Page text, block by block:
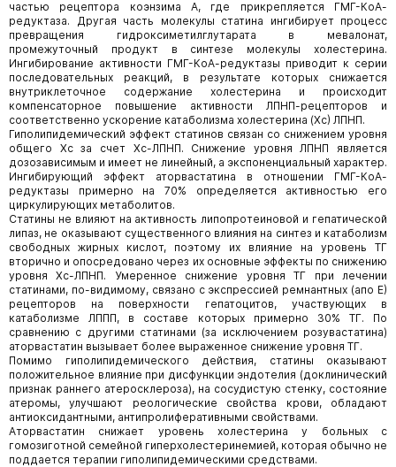
частью рецептора коэнзима А, где прикрепляется ГМГ-КоА-
редуктаза. Другая часть молекулы статина ингибирует процесс
превращения гидроксиметилглутарата в мевалонат,
промежуточный продукт в синтезе молекулы холестерина.
Ингибирование активности ГМГ-КоА-редуктазы приводит к серии
последовательных реакций, в результате которых снижается
внутриклеточное содержание холестерина и происходит
компенсаторное повышение активности ЛПНП-рецепторов и
соответственно ускорение катаболизма холестерина (Xc) ЛПНП.
Гиполипидемический эффект статинов связан со снижением уровня
общего Хс за счет Хс-ЛПНП. Снижение уровня ЛПНП является
дозозависимым и имеет не линейный, а экспоненциальный характер.
Ингибирующий эффект аторвастатина в отношении ГМГ-КоА-
редуктазы примерно на 70% определяется активностью его
циркулирующих метаболитов.
Статины не влияют на активность липопротеиновой и гепатической
липаз, не оказывают существенного влияния на синтез и катаболизм
свободных жирных кислот, поэтому их влияние на уровень ТГ
вторично и опосредовано через их основные эффекты по снижению
уровня Хс-ЛПНП. Умеренное снижение уровня ТГ при лечении
статинами, по-видимому, связано с экспрессией ремнантных (апо Е)
рецепторов на поверхности гепатоцитов, участвующих в
катаболизме ЛППП, в составе которых примерно 30% ТГ. По
сравнению с другими статинами (за исключением розувастатина)
аторвастатин вызывает более выраженное снижение уровня ТГ.
Помимо гиполипидемического действия, статины оказывают
положительное влияние при дисфункции эндотелия (доклинический
признак раннего атеросклероза), на сосудистую стенку, состояние
атеромы, улучшают реологические свойства крови, обладают
антиоксидантными, антипролиферативными свойствами.
Аторвастатин снижает уровень холестерина у больных с
гомозиготной семейной гиперхолестеринемией, которая обычно не
поддается терапии гиполипидемическими средствами.